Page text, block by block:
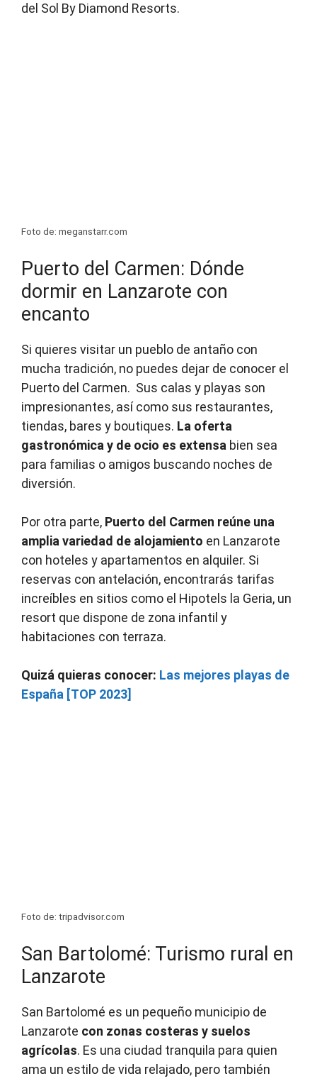
del Sol By Diamond Resorts.
Foto de: meganstarr.com
Puerto del Carmen: Dónde
dormir en Lanzarote con
encanto
Si quieres visitar un pueblo de antaño con
mucha tradición, no puedes dejar de conocer el
Puerto del Carmen. Sus calas y playas son
impresionantes, así como sus restaurantes,
tiendas, bares y boutiques. La oferta
gastronómica y de ocio es extensa bien sea
para familias o amigos buscando noches de
diversión.
Por otra parte, Puerto del Carmen reúne una
amplia variedad de alojamiento en Lanzarote
con hoteles y apartamentos en alquiler. Si
reservas con antelación, encontrarás tarifas
increíbles en sitios como el Hipotels la Geria, un
resort que dispone de zona infantil y
habitaciones con terraza.
Quizá quieras conocer: Las mejores playas de
España [TOP 2023]
Foto de: tripadvisor.com
San Bartolomé: Turismo rural en
Lanzarote
San Bartolomé es un pequeño municipio de
Lanzarote con zonas costeras y suelos
agrícolas. Es una ciudad tranquila para quien
ama un estilo de vida relajado, pero también